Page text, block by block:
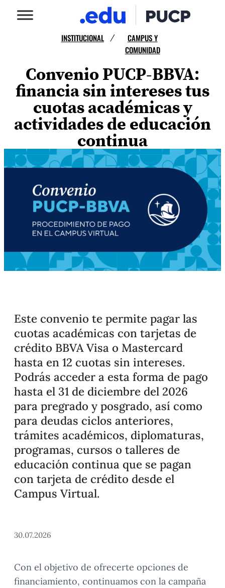
INSTITUCIONAL /
CAMPUS Y
COMUNIDAD
Convenio PUCP-BBVA:
financia sin intereses tus
cuotas académicas y
actividades de educación
continua
Este convenio te permite pagar las
cuotas académicas con tarjetas de
crédito BBVA Visa o Mastercard
hasta en 12 cuotas sin intereses.
Podrás acceder a esta forma de pago
hasta el 31 de diciembre del 2026
para pregrado y posgrado, así como
para deudas ciclos anteriores,
trámites académicos, diplomaturas,
programas, cursos o talleres de
educación continua que se pagan
con tarjeta de crédito desde el
Campus Virtual.
30.07.2026
Con el objetivo de ofrecerte opciones de
financiamiento, continuamos con la campaña